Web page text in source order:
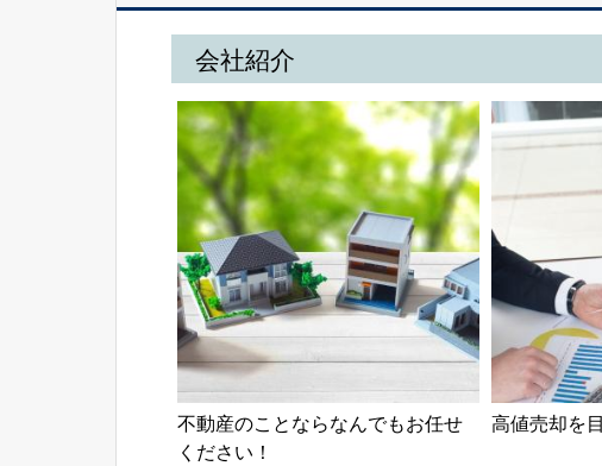
会社紹介
不動産のことならなんでもお任せ
ください！
高値売却を